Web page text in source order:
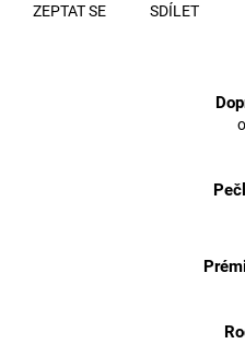
ZEPTAT SE SDÍLET